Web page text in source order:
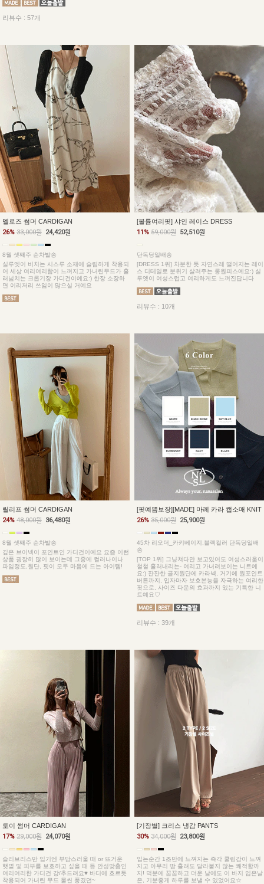
리뷰수 : 57개
멜로즈 썸머 CARDIGAN
26% 33,000원 24,420원
8월 셋째주 순차발송
실루엣이 비치는 시스루 소재에 슬림하게 착용되
어 세상 여리여리함이 느껴지고 가녀린무드가 흘
러넘치는 크롭기장 가디건이예요:) 한장 소장하
면 이리저리 쓰임이 많으실 거예요
[볼륨여리핏] 샤인 레이스 DRESS
11% 59,000원 52,510원
단독당일배송
[DRESS 1위] 차분한 듯 자연스레 떨어지는 레이
스 디테일로 분위기 살려주는 롱원피스예요:) 실
루엣이 여성스럽고 여리하게도 느껴진답니다
리뷰수 : 10개
릴리프 썸머 CARDIGAN
24% 48,000원 36,480원
8월 셋째주 순차발송
깊은 브이넥이 포인트인 가디건이예요 요즘 이런
상품 굉장히 많이 보이는데 그중에 컬러나이나
파임정도,원단, 핏이 모두 마음에 드는 아이템!
[핏예쁨보장][MADE] 마레 카라 캡소매 KNIT
26% 35,000원 25,900원
45차 리오더_카키베이지,블랙컬러 단독당일배
송
[TOP 1위] 그냥쳐다만 보고있어도 여성스러움이
철철 흘러내리는- 여리고 가녀려보이는 니트예
요:) 잔잔한 골지원단에 카라넥, 거기에 원포인트
버튼까지, 입자마자 보호본능을 자극하는 여리한
핏으로, 사이즈 다운의 효과까지 있는 기특한 니
트예요♡
리뷰수 : 39개
토이 썸머 CARDIGAN
17% 29,000원 24,070원
슬리브리스만 입기엔 부담스러울 때 or 뜨거운
햇볕 및 피부를 보호하고 싶을 때 등 안성맞춤인
여리여리한 가디건 강/추드려요♥ 바디에 흐르듯
착용되어 가녀린 무드 물씬 풍겼던~
[기장별] 크리스 냉감 PANTS
30% 34,000원 23,800원
입는순간 1초만에 느껴지는 즉각 쿨링감이 느껴
지고 아무리 땀 흘려도 달라붙지 않는 쾌적함까
지! 덕분에 꿉꿉하고 더운 날에도 이 바지 입은날
은, 기분좋게 하루를 보낼 수 있었어요☆